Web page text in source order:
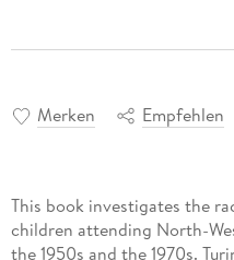
Merken Empfehlen
This book investigates the
children attending North-
the 1950s and the 1970s.